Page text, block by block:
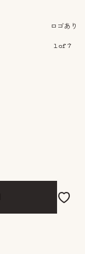
ロゴあり
1of 7